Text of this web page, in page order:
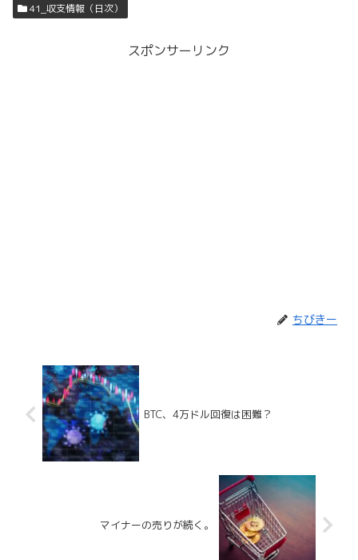
41_収支情報（日次）
スポンサーリンク
ちびきー
BTC、4万ドル回復は困難？
マイナーの売りが続く。